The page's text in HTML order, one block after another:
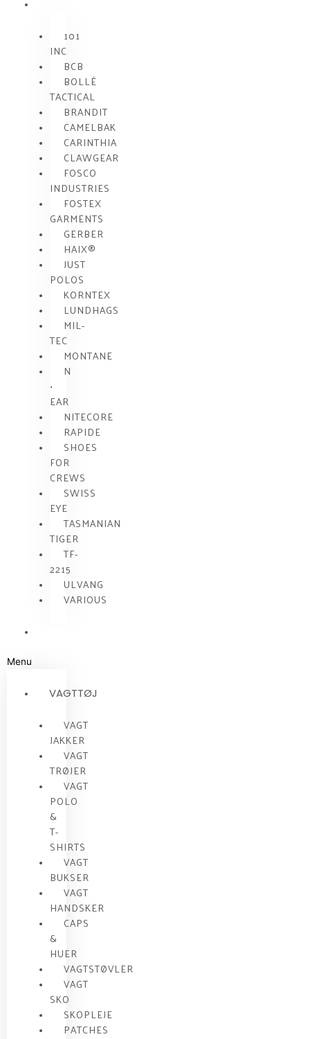
101
INC
BCB
BOLLÉ
TACTICAL
BRANDIT
CAMELBAK
CARINTHIA
CLAWGEAR
FOSCO
INDUSTRIES
FOSTEX
GARMENTS
GERBER
HAIX®
JUST
POLOS
KORNTEX
LUNDHAGS
MIL-
TEC
MONTANE
N
•
EAR
NITECORE
RAPIDE
SHOES
FOR
CREWS
SWISS
EYE
TASMANIAN
TIGER
TF-
2215
ULVANG
VARIOUS
Menu
VAGTTØJ
VAGT
JAKKER
VAGT
TRØJER
VAGT
POLO
&
T-
SHIRTS
VAGT
BUKSER
VAGT
HANDSKER
CAPS
&
HUER
VAGTSTØVLER
VAGT
SKO
SKOPLEJE
PATCHES